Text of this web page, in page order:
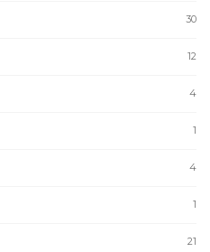
30
12
4
1
4
1
21